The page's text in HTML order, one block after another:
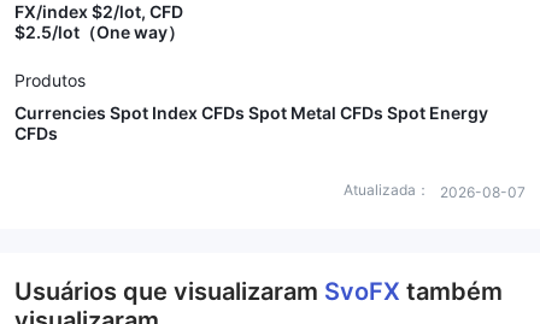
FX/index $2/lot, CFD
$2.5/lot（One way）
Produtos
Currencies Spot Index CFDs Spot Metal CFDs Spot Energy
CFDs
Atualizada： 2026-08-07
Usuários que visualizaram SvoFX também